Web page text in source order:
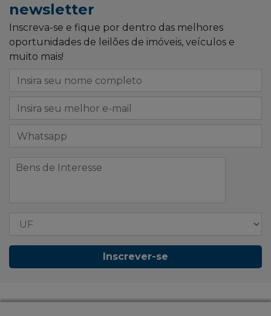
newsletter
Inscreva-se e fique por dentro das melhores
oportunidades de leilões de imóveis, veículos e
muito mais!
Inscrever-se